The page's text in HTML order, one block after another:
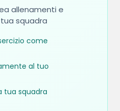
allenamenti e
squadra
come
al tuo
tua squadra